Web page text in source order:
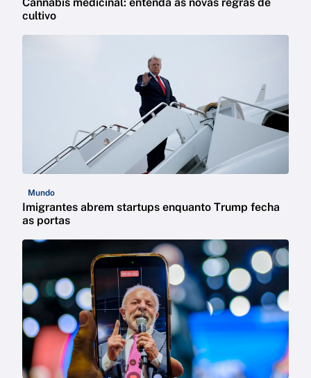
Cannabis medicinal: entenda as novas regras de
cultivo
Mundo
Imigrantes abrem startups enquanto Trump fecha
as portas